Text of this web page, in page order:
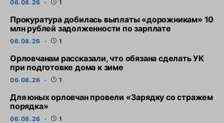
06.08.26 1
Прокуратура добилась выплаты «дорожникам» 10
млн рублей задолженности по зарплате
06.08.26 1
Орловчанам рассказали, что обязана сделать УК
при подготовке дома к зиме
06.08.26 1
Для юных орловчан провели «Зарядку со стражем
порядка»
06.08.26 1